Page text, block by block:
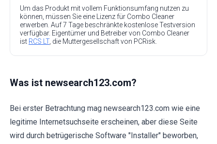
Um das Produkt mit vollem Funktionsumfang nutzen zu
können, müssen Sie eine Lizenz für Combo Cleaner
erwerben. Auf 7 Tage beschränkte kostenlose Testversion
verfügbar. Eigentümer und Betreiber von Combo Cleaner
ist RCS LT, die Muttergesellschaft von PCRisk.
Was ist newsearch123.com?
Bei erster Betrachtung mag newsearch123.com wie eine
legitime Internetsuchseite erscheinen, aber diese Seite
wird durch betrügerische Software "Installer" beworben,